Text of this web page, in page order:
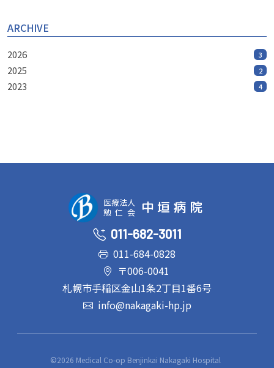
ARCHIVE
2026 3
2025 2
2023 4
医療法人
勉仁会 中垣病院
011-682-3011
011-684-0828
〒006-0041
札幌市手稲区金山1条2丁目1番6号
info@nakagaki-hp.jp
©2026 Medical Co-op Benjinkai Nakagaki Hospital